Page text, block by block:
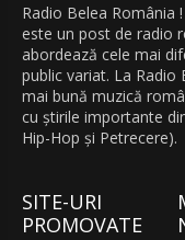
Radio Belea România
este un post de radio
abordează cele mai
public variat. La Radio
mai bună muzică
cu știrile importante
Hip-Hop și Petrecere).
SITE-URI
PROMOVATE